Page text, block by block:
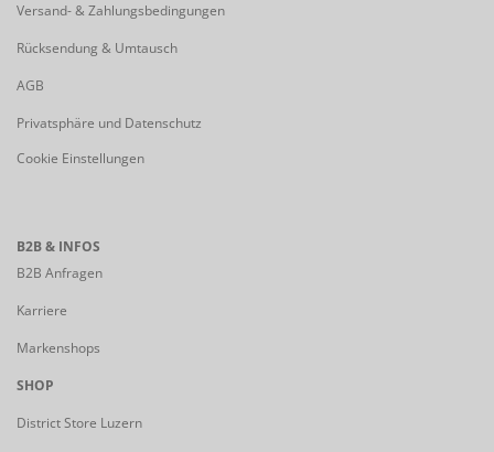
Versand- & Zahlungsbedingungen
Rücksendung & Umtausch
AGB
Privatsphäre und Datenschutz
Cookie Einstellungen
B2B & INFOS
B2B Anfragen
Karriere
Markenshops
SHOP
District Store Luzern